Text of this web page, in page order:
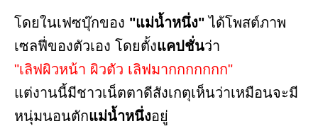
โดยในเฟซบุ๊กของ "แม่น้ำหนึ่ง"ได้โพสต์ภาพ
เซลฟี่ของตัวเอง โดยตั้งแคปชั่นว่า
"เลิฟผิวหน้า ผิวตัว เลิฟมากกกกกกก"
แต่งานนี้มีชาวเน็ตตาดีสังเกตุเห็นว่าเหมือนจะมี
หนุ่มนอนตักแม่น้ำหนึ่งอยู่